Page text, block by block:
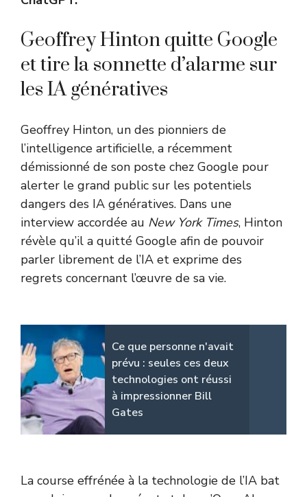
Geoffrey Hinton quitte Google
et tire la sonnette d’alarme sur
les IA génératives
Geoffrey Hinton, un des pionniers de
l’intelligence artificielle, a récemment
démissionné de son poste chez Google pour
alerter le grand public sur les potentiels
dangers des IA génératives. Dans une
interview accordée au New York Times, Hinton
révèle qu’il a quitté Google afin de pouvoir
parler librement de l’IA et exprime des
regrets concernant l’œuvre de sa vie.
Ce que personne n'avait
prévu : seules ces deux
technologies ont réussi
à impressionner Bill
Gates
La course effrénée à la technologie de l’IA bat